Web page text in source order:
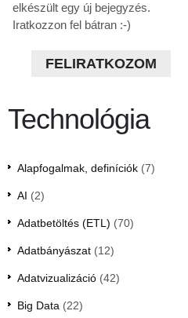
elkészült egy új bejegyzés.
Iratkozzon fel bátran :-)
FELIRATKOZOM
Technológia
Alapfogalmak, definíciók (7)
AI (2)
Adatbetöltés (ETL) (70)
Adatbányászat (12)
Adatvizualizáció (42)
Big Data (22)